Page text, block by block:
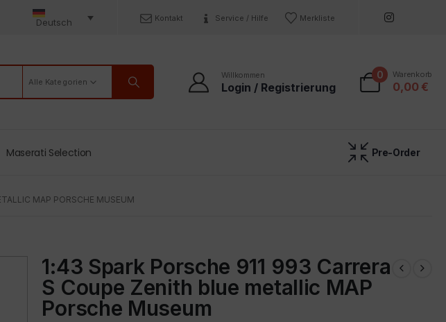
Deutsch Kontakt Service / Hilfe Merkliste
Alle Kategorien
Willkommen
Login / Registrierung
0 Warenkorb
0,00 €
Maserati Selection Pre-Order
MAP PORSCHE MUSEUM
1:43 Spark Porsche 911 993 Carrera
S Coupe Zenith blue metallic MAP
Porsche Museum